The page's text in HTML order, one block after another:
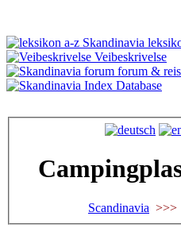
Skandinavia
Veibeskrivelse
forum &
Database
Scandinavia >>>